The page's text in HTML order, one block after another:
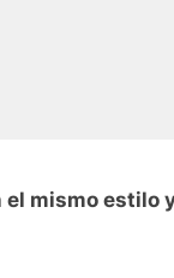
el mismo estilo